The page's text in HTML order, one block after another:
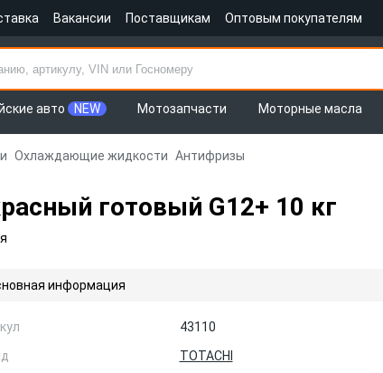
Вакансии Поставщикам Оптовым покупателям
авто NEW Мотозапчасти Моторные масла
Охлаждающие жидкости Антифризы
готовый G12+ 10 кг
информация
43110
TOTACHI